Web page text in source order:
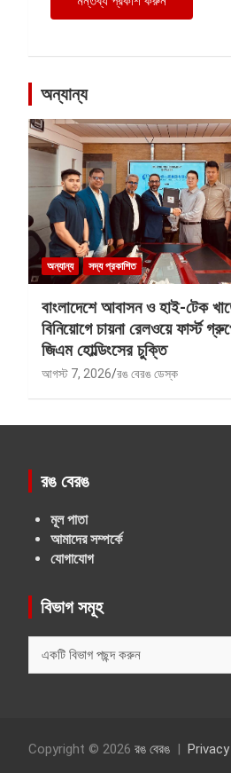
অন্যান্য
অন্যান্য সদ্য প্রকাশিত
বাংলাদেশে আবাসন ও হাই-টেক
বিনিয়োগে চায়না রেলওয়ে ফার্স্ট
জিএম হোল্ডিংসের চুক্তি
আগস্ট 7, 2026 রঙ বেরঙ ডেস্ক
রঙ বেরঙ
মূল পাতা
আমাদের সম্পর্কে
যোগাযোগ
বিভাগ সমূহ
সমূহ
Copyright © 2026 রঙ বেরঙ